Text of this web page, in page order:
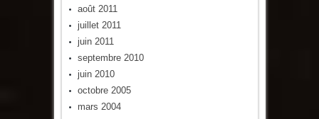
août 2011
juillet 2011
juin 2011
septembre 2010
juin 2010
octobre 2005
mars 2004